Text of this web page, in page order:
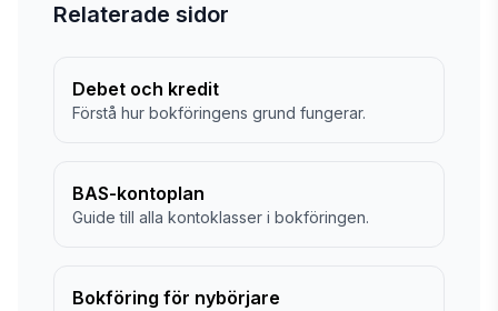
Relaterade sidor
Debet och kredit
Förstå hur bokföringens grund fungerar.
BAS-kontoplan
Guide till alla kontoklasser i bokföringen.
Bokföring för nybörjare